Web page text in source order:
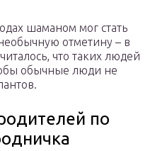
шаманом мог стать
отметину – в
что таких людей
обычные люди не
по